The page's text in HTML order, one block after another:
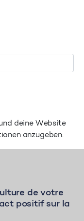
deine Website
anzugeben.
de votre
positif sur la